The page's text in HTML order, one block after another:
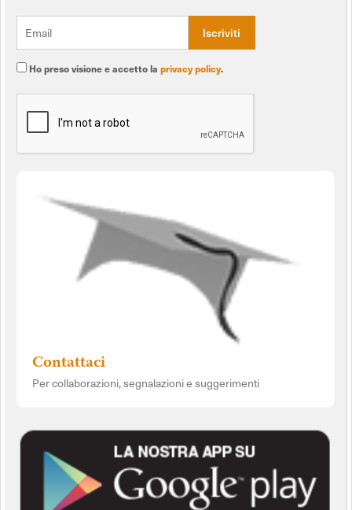
Ho preso visione e accetto la privacy policy.
Contattaci
Per collaborazioni, segnalazioni e suggerimenti